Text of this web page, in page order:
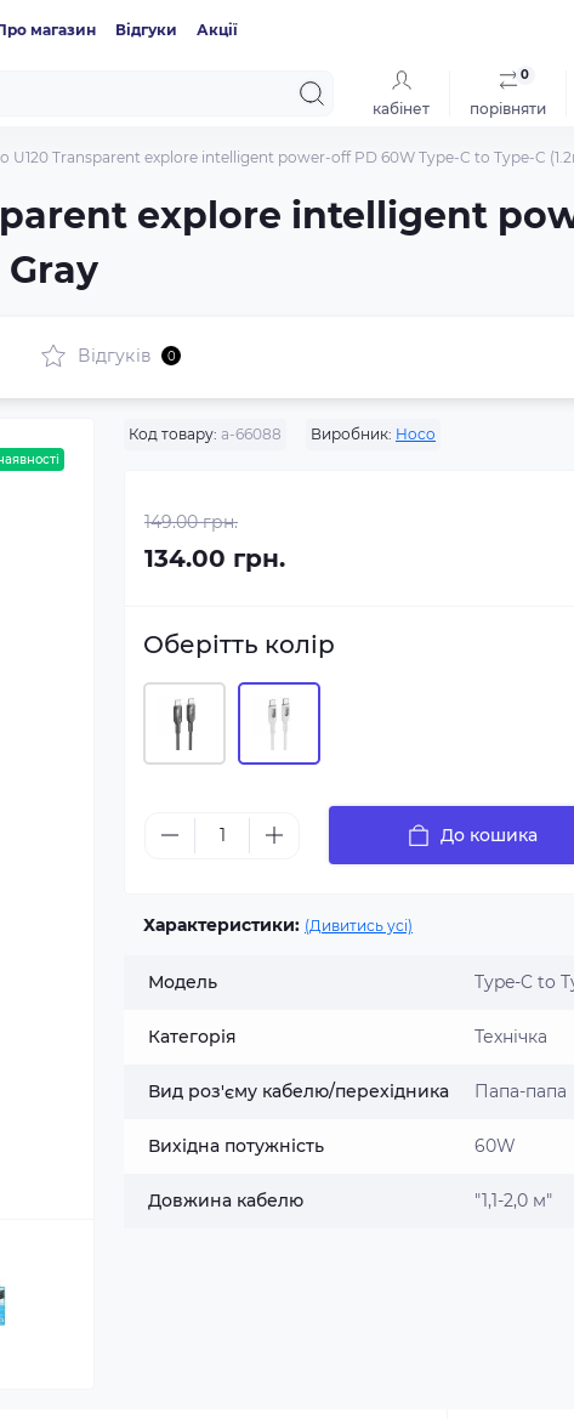
магазин Відгуки Акції
кабінет порівняти
0
U120 Transparent explore intelligent power-off PD 60W Type-C to Type-C
explore intelligent
Gray
Відгуків 0
Код товару: a-66088 Виробник: Hoco
149.00 грн.
134.00 грн.
Оберітть колір
До кошика
Характеристики: (Дивитись усі)
Модель Type-C to
Категорія Технічка
Вид роз'єму кабелю/перехідника Папа-папа
Вихідна потужність 60W
Довжина кабелю "1,1-2,0 м"